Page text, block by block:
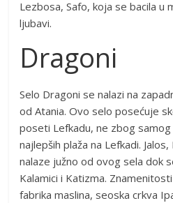
Lezbosa, Safo, koja se bacila u
ljubavi.
Dragoni
Selo Dragoni se nalazi na
od Atania. Ovo selo posećuje
poseti Lefkadu, ne zbog
najlepših plaža na Lefkadi.
nalaze južno od ovog sela dok
Kalamici i Katizma.
fabrika maslina, seoska crkva